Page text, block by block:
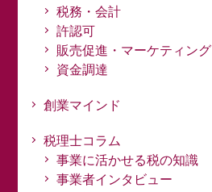
税務・会計
許認可
販売促進・マーケティング
資金調達
創業マインド
税理士コラム
事業に活かせる税の知識
事業者インタビュー